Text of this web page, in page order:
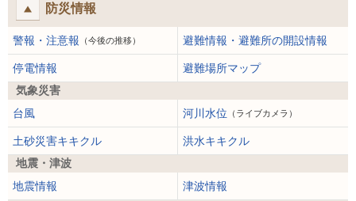
防災情報
警報・注意報 （今後の推移） 避難情報・避難所の開設情報
停電情報
避難場所マップ
気象災害
台風
河川水位 （ライブカメラ）
土砂災害キキクル
洪水キキクル
地震・津波
地震情報
津波情報